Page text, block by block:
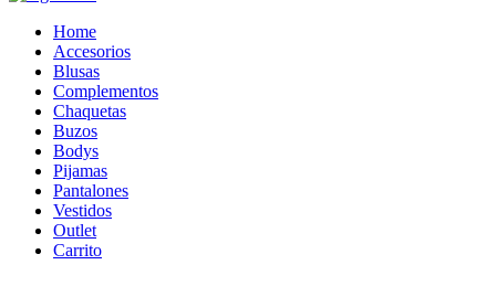
Home
Accesorios
Blusas
Complementos
Chaquetas
Buzos
Bodys
Pijamas
Pantalones
Vestidos
Outlet
Carrito